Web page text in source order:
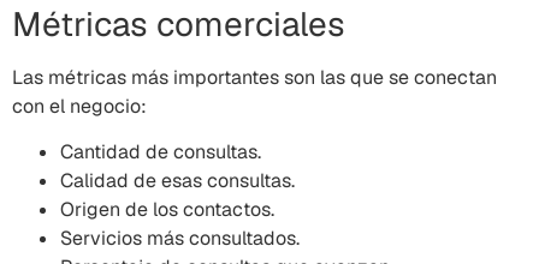
Métricas comerciales
Las métricas más importantes son las que se conectan
con el negocio:
Cantidad de consultas.
Calidad de esas consultas.
Origen de los contactos.
Servicios más consultados.